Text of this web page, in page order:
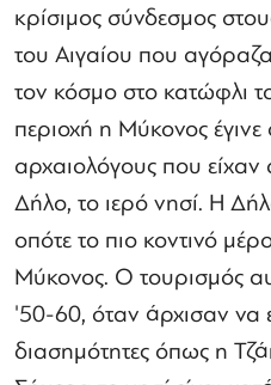
κρίσιμος σύνδεσμος
του Αιγαίου που
τον κόσμο στο κατώφλι
περιοχή η Μύκονος
αρχαιολόγους που είχαν
Δήλο, το ιερό νησί. Η
οπότε το πιο κοντινό
Μύκονος. Ο τουρισμός
'50-60, όταν άρχισαν να
διασημότητες όπως η